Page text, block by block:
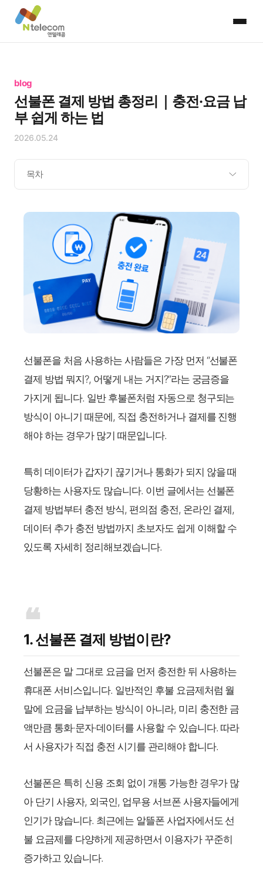
blog
선불폰 결제 방법 총정리｜충전·요금 납
부 쉽게 하는 법
2026.05.24
목차
선불폰을 처음 사용하는 사람들은 가장 먼저 “선불폰
결제 방법 뭐지?, 어떻게 내는 거지?”라는 궁금증을
가지게 됩니다. 일반 후불폰처럼 자동으로 청구되는
방식이 아니기 때문에, 직접 충전하거나 결제를 진행
해야 하는 경우가 많기 때문입니다.
특히 데이터가 갑자기 끊기거나 통화가 되지 않을 때
당황하는 사용자도 많습니다. 이번 글에서는 선불폰
결제 방법부터 충전 방식, 편의점 충전, 온라인 결제,
데이터 추가 충전 방법까지 초보자도 쉽게 이해할 수
있도록 자세히 정리해보겠습니다.
1. 선불폰 결제 방법이란?
선불폰은 말 그대로 요금을 먼저 충전한 뒤 사용하는
휴대폰 서비스입니다. 일반적인 후불 요금제처럼 월
말에 요금을 납부하는 방식이 아니라, 미리 충전한 금
액만큼 통화·문자·데이터를 사용할 수 있습니다. 따라
서 사용자가 직접 충전 시기를 관리해야 합니다.
선불폰은 특히 신용 조회 없이 개통 가능한 경우가 많
아 단기 사용자, 외국인, 업무용 서브폰 사용자들에게
인기가 많습니다. 최근에는 알뜰폰 사업자에서도 선
불 요금제를 다양하게 제공하면서 이용자가 꾸준히
증가하고 있습니다.